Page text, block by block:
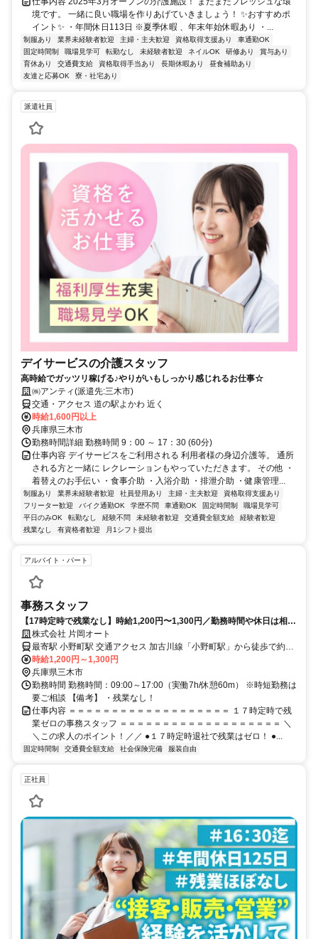
境です。 一緒に良い職場を作りあげていきましょう！ ✨おすすめポ
イント✨ ・年間休日113日 ※夏季休暇 、年末年始休暇あり ・...
制服あり 業界未経験者歓迎 主婦・主夫歓迎 資格取得支援あり
車通勤OK
固定時間制
職場見学可 転勤なし 未経験者歓迎 ネイルOK 研修あり
賞与あり
育休あり
交通費支給 資格取得手当あり 長期休暇あり
昼食補助あり
友達と応募OK
寮・社宅あり
派遣社員
デイサービスの介護スタッフ
高時給でガッツリ稼げる♪やりがいもしっかり感じれるお仕事☆
㈱アンティ(派遣先:三木市)
交通・アクセス 道の駅よかわ 近く
時給1,600円以上
兵庫県三木市
勤務時間詳細 勤務時間 9：00 ～ 17：30 (60分)
仕事内容 デイサービスをご利用される 利用者様の身辺介護等。 通所
される方と一緒に レクレーションもやっていただきます。 その他 ・
着替えのお手伝い ・食事介助 ・入浴介助 ・排泄介助 ・健康管理...
制服あり 業界未経験者歓迎 社員登用あり 主婦・主夫歓迎
資格取得支援あり
フリーター歓迎
バイク通勤OK 学歴不問 車通勤OK 固定時間制
職場見学可
平日のみOK
転勤なし 経験不問 未経験者歓迎 交通費全額支給
経験者歓迎
残業なし
有資格者歓迎 月1シフト提出
アルバイト・パート
事務スタッフ
【17時定時で残業なし】時給1,200円〜1,300円／勤務時間や休日は相談
OKの事務スタッフ
株式会社 片岡オート
最寄駅 小野町駅 交通アクセス 加古川線「小野町駅」から徒歩で約7
時給1,200円～1,300円
兵庫県三木市
勤務時間 勤務時間：09:00～17:00（実働7h/休憩60m） ※時短勤務は
要ご相談 【備考】 ・残業なし！
仕事内容 ＝＝＝＝＝＝＝＝＝＝＝＝＝＝＝＝＝＝＝ １７時定時で残
業ゼロの事務スタッフ ＝＝＝＝＝＝＝＝＝＝＝＝＝＝＝＝＝＝＝ ＼
＼この求人のポイント！／／ ●１７時定時退社で残業はゼロ！ ●...
固定時間制 交通費全額支給 社会保険完備 服装自由
正社員